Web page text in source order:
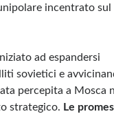
incentrato
ad espandersi
sovietici e
percepita a Mosca
strategico. Le